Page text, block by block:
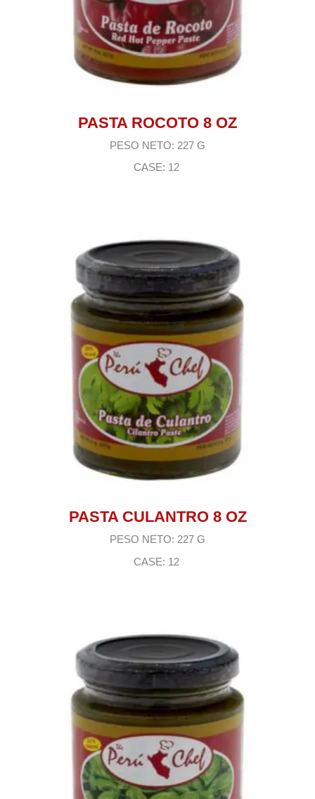
PASTA ROCOTO 8 OZ
PESO NETO: 227 G
CASE: 12
PASTA CULANTRO 8 OZ
PESO NETO: 227 G
CASE: 12